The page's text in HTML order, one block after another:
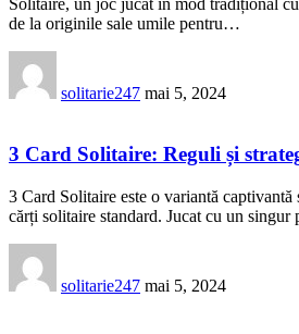
de la originile sale umile pentru…
solitarie247 mai 5, 2024
3 Card Solitaire: Reguli și
3 Card Solitaire este o variantă
cărți solitaire standard. Jucat cu un
solitarie247 mai 5, 2024